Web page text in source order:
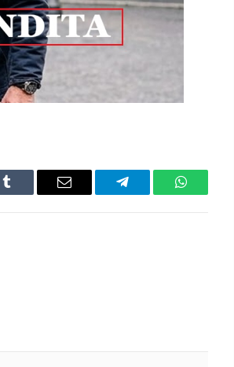
Tumblr Email Telegram WhatsApp